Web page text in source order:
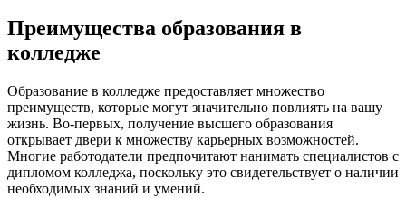
Преимущества образования в
колледже
Образование в колледже предоставляет множество
преимуществ, которые могут значительно повлиять на вашу
жизнь. Во-первых, получение высшего образования
открывает двери к множеству карьерных возможностей.
Многие работодатели предпочитают нанимать специалистов с
дипломом колледжа, поскольку это свидетельствует о наличии
необходимых знаний и умений.